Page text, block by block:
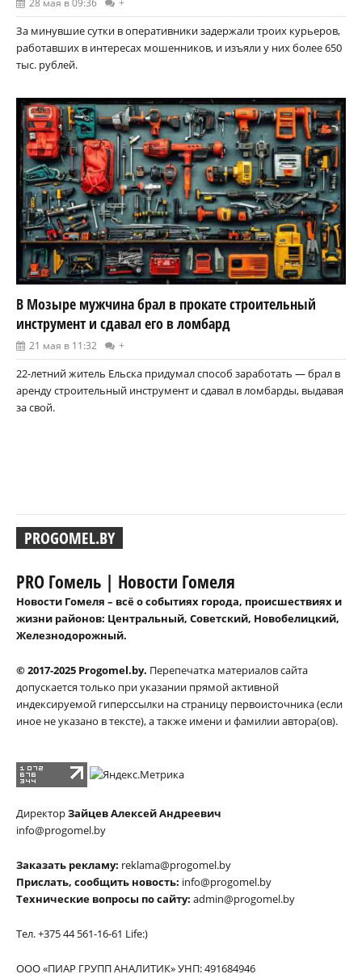
За минувшие сутки в оперативники задержали троих курьеров,
работавших в интересах мошенников, и изъяли у них более 650
тыс. рублей.
В Мозыре мужчина брал в прокате строительный
инструмент и сдавал его в ломбард
21 мая в 11:32 +
22-летний житель Ельска придумал способ заработать — брал в
аренду строительный инструмент и сдавал в ломбарды, выдавая
за свой.
PROGOMEL.BY
PRO Гомель | Новости Гомеля
Новости Гомеля – всё о событиях города, происшествиях и
жизни районов: Центральный, Советский, Новобелицкий,
Железнодорожный.
© 2017-2025 Progomel.by. Перепечатка материалов сайта
допускается только при указании прямой активной
индексируемой гиперссылки на страницу первоисточника (если
иное не указано в тексте), а также имени и фамилии автора(ов).
ДиректорЗайцев Алексей Андреевич
info@progomel.by
Заказать рекламу: reklama@progomel.by
Прислать, сообщить новость: info@progomel.by
Технические вопросы по сайту: admin@progomel.by
Тел. +375 44 561-16-61 Life:)
ООО «ПИАР ГРУПП АНАЛИТИК» УНП: 491684946